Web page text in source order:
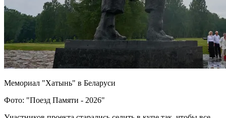
Мемориал "Хатынь" в Беларуси
Фото: "Поезд Памяти - 2026"